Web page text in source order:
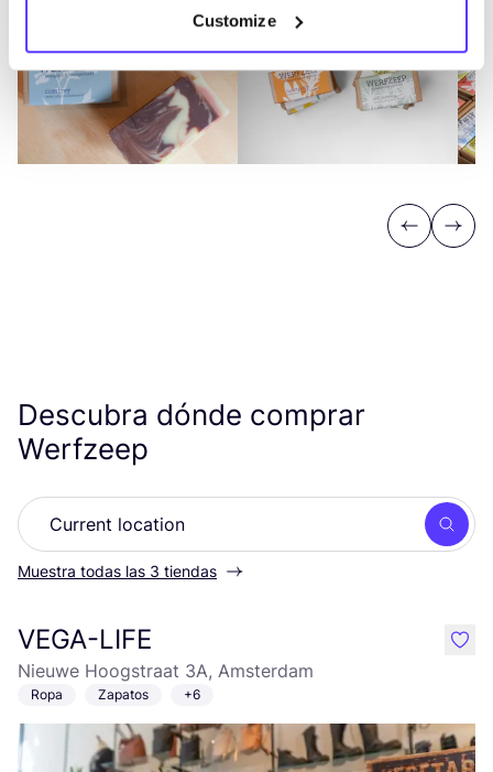
Customize
Previous
Next
Descubra dónde comprar
Werfzeep
Muestra todas las 3 tiendas
VEGA-LIFE
Nieuwe Hoogstraat 3A, Amsterdam
Ropa Zapatos +6
like